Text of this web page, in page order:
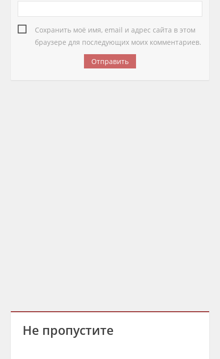
Сохранить моё имя, email и адрес сайта в этом
браузере для последующих моих комментариев.
Не пропустите